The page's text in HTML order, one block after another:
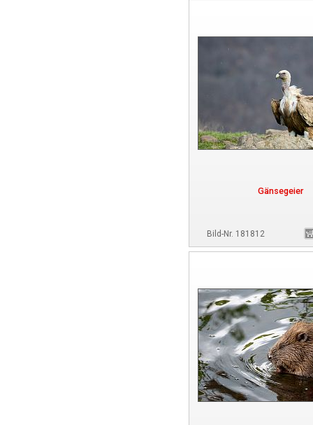
Gänsegeier
Bild-Nr. 181812